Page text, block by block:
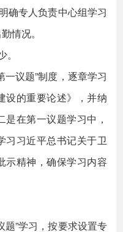
确专人负责中心组学习
情况。
议题”制度，逐章学习
设的重要论述》，并纳
在第一议题学习中，
习习近平总书记关于卫
示精神，确保学习内容
”学习，按要求设置专